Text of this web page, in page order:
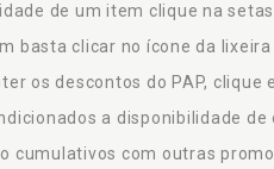
de um item clique na
basta clicar no ícone da
os descontos do PAP,
a disponibilidade de
cumulativos com outras